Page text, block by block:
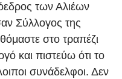
των Αλιέων
Σύλλογος της
στο τραπέζι
και πιστεύω ότι το
συνάδελφοι. Δεν